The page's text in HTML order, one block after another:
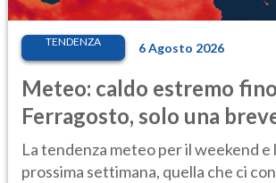
TENDENZA 6 Agosto 2026
Meteo: caldo estremo
Ferragosto, solo una
Ecco dove
La tendenza meteo per il weekend e
prossima settimana, quella che ci